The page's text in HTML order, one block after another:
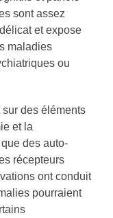
sont assez
et expose
maladies
ou
des éléments
et la
des auto-
récepteurs
ont conduit
pourraient